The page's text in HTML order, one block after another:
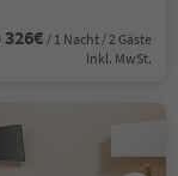
326€ / 1 Nacht / 2 Gäste
Inkl. MwSt.